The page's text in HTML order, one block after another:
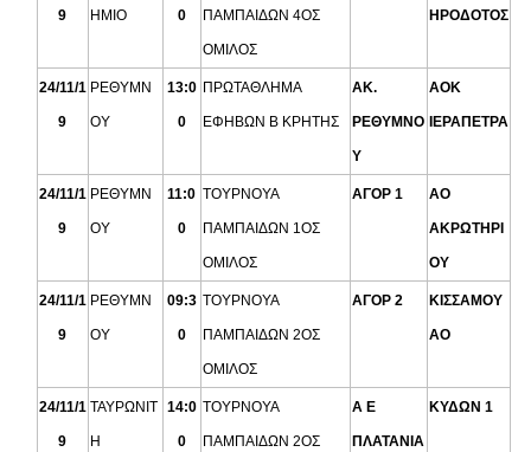
9 ΗΜΙΟ 0 ΠΑΜΠΑΙΔΩΝ 4ΟΣ
ΟΜΙΛΟΣ
ΗΡΟΔΟΤΟΣ
24/11/1
9
ΡΕΘΥΜΝ
ΟΥ
13:0
0
ΠΡΩΤΑΘΛΗΜΑ
ΕΦΗΒΩΝ Β ΚΡΗΤΗΣ
ΑΚ.
ΡΕΘΥΜΝΟ
Υ
ΑΟΚ
ΙΕΡΑΠΕΤΡΑ
24/11/1
9
ΡΕΘΥΜΝ
ΟΥ
11:0
0
ΤΟΥΡΝΟΥΑ
ΠΑΜΠΑΙΔΩΝ 1ΟΣ
ΟΜΙΛΟΣ
ΑΓΟΡ 1 ΑΟ
ΑΚΡΩΤΗΡΙ
ΟΥ
24/11/1
9
ΡΕΘΥΜΝ
ΟΥ
09:3
0
ΤΟΥΡΝΟΥΑ
ΠΑΜΠΑΙΔΩΝ 2ΟΣ
ΟΜΙΛΟΣ
ΑΓΟΡ 2 ΚΙΣΣΑΜΟΥ
ΑΟ
24/11/1
9
ΤΑΥΡΩΝΙΤ
Η
14:0
0
ΤΟΥΡΝΟΥΑ
ΠΑΜΠΑΙΔΩΝ 2ΟΣ
Α Ε
ΠΛΑΤΑΝΙΑ
ΚΥΔΩΝ 1